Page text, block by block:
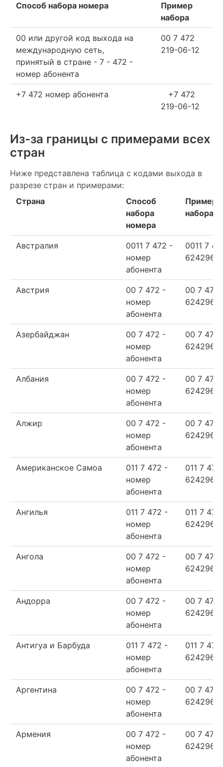
Способ набора номера
Пример
набора
00 или другой код выхода на
международную сеть,
принятый в стране - 7 - 472 -
номер абонента
00 7 472
219-06-12
+7 472 номер абонента
+7 472
219-06-12
Из-за границы с примерами всех
стран
Ниже представлена таблица с кодами выхода в
разрезе стран и примерами:
Страна
Способ
набора
номера
Пример
набора
Австралия
0011 7 472 -
номер
абонента
0011 7
624296
Австрия
00 7 472 -
номер
абонента
00 7 472
624296
Азербайджан
00 7 472 -
номер
абонента
00 7 472
624296
Албания
00 7 472 -
номер
абонента
00 7 472
624296
Алжир
00 7 472 -
номер
абонента
00 7 472
624296
Американское Самоа
011 7 472 -
номер
абонента
011 7 472
624296
Ангилья
011 7 472 -
номер
абонента
011 7 472
624296
Ангола
00 7 472 -
номер
абонента
00 7 472
624296
Андорра
00 7 472 -
номер
абонента
00 7 472
624296
Антигуа и Барбуда
011 7 472 -
номер
абонента
011 7 472
624296
Аргентина
00 7 472 -
номер
абонента
00 7 472
624296
Армения
00 7 472 -
номер
абонента
00 7 472
624296